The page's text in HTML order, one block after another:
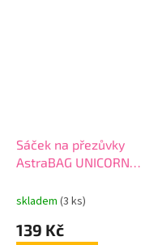
Sáček na přezůvky
AstraBAG UNICORN
skladem (3 ks)
139 Kč